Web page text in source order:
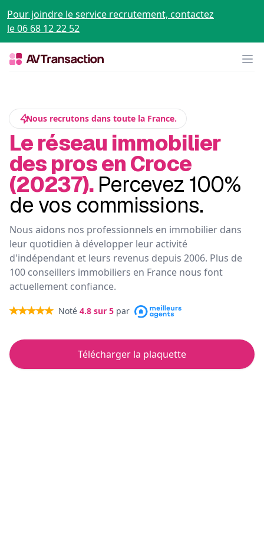
Pour joindre le service recrutement, contactez
le 06 68 12 22 52
Nous recrutons dans toute la France.
Le réseau immobilier
des pros en Croce
(20237). Percevez 100%
de vos commissions.
Nous aidons nos professionnels en immobilier dans
leur quotidien à développer leur activité
d'indépendant et leurs revenus depuis 2006. Plus de
100 conseillers immobiliers en France nous font
actuellement confiance.
Noté 4.8 sur 5 par
Télécharger la plaquette